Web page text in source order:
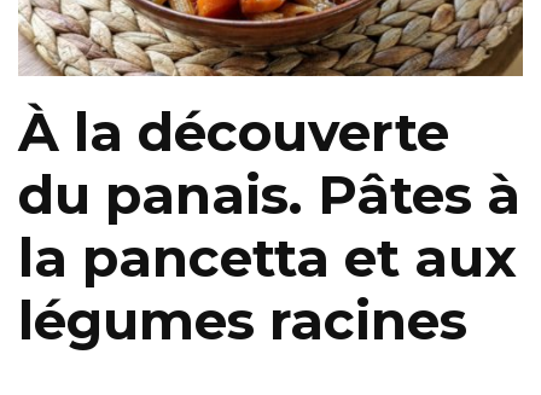
À la découverte
du panais. Pâtes à
la pancetta et aux
légumes racines